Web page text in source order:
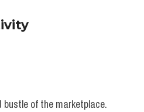
bustle of the marketplace.